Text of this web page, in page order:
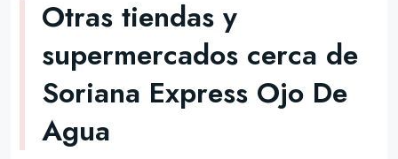
Otras tiendas y
supermercados cerca de
Soriana Express Ojo De
Agua